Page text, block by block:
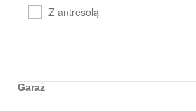
Z antresolą
Garaż